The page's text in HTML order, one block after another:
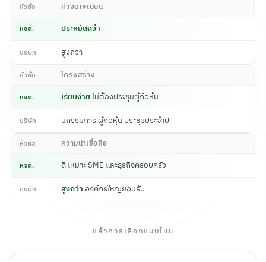
หัวข้อ ค่าจดทะเบียน
หจก. ประหยัดกว่า
บริษัท สูงกว่า
หัวข้อ โครงสร้าง
หจก. เรียบง่ายไม่ต้องประชุมผู้ถือหุ้น
บริษัท มีกรรมการ ผู้ถือหุ้น ประชุมประจำปี
หัวข้อ ความน่าเชื่อถือ
หจก. ดี เหมาะ SME และธุรกิจครอบครัว
บริษัท สูงกว่า องค์กรใหญ่ยอมรับ
แล้วควรเลือกแบบไหน